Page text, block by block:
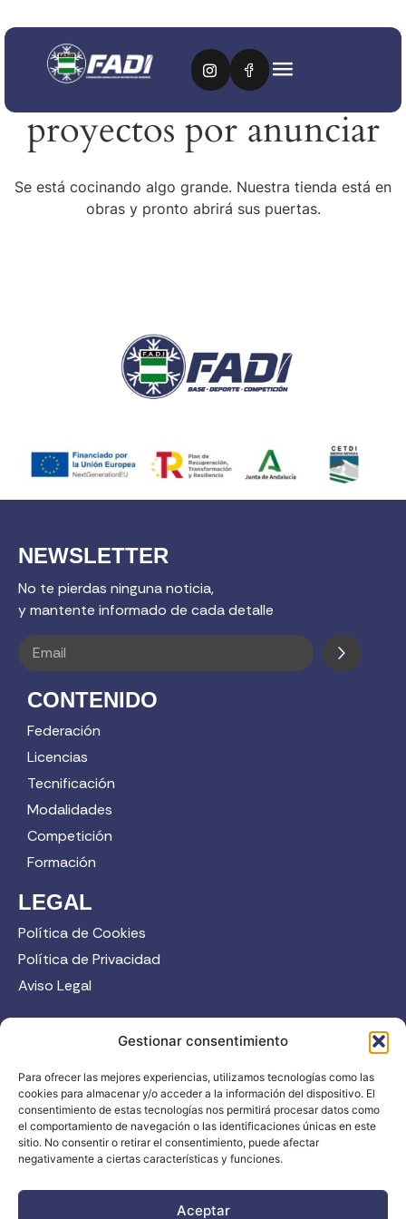
Gestionar consentimiento
Para ofrecer las mejores experiencias, utilizamos tecnologías como las
cookies para almacenar y/o acceder a la información del dispositivo. El
consentimiento de estas tecnologías nos permitirá procesar datos como
el comportamiento de navegación o las identificaciones únicas en este
sitio. No consentir o retirar el consentimiento, puede afectar
negativamente a ciertas características y funciones.
Aceptar
Tenemos grandes
proyectos por anunciar
Se está cocinando algo grande. Nuestra tienda está en
obras y pronto abrirá sus puertas.
NEWSLETTER
No te pierdas ninguna noticia,
y mantente informado de cada detalle
CONTENIDO
Federación
Licencias
Tecnificación
Modalidades
Competición
Formación
LEGAL
Política de Cookies
Política de Privacidad
Aviso Legal
CONTACTO
info@fadi.es
C/ Carmen de Burgos, 14, 18008 Granada